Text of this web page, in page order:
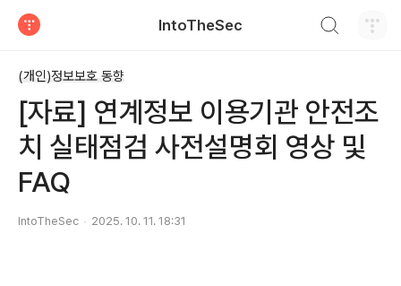
IntoTheSec
(개인)정보보호 동향
[자료] 연계정보 이용기관 안전조
치 실태점검 사전설명회 영상 및
FAQ
IntoTheSec 2025. 10. 11. 18:31